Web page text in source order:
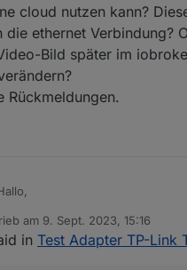
cloud nutzen kann?
die ethernet Verbindung?
Bild später im
Rückmeldungen.
stehe vor der Anschaffung
cloud nutzen kann? Dieser
am 9. Sept. 2023, 15:16
editiert von
in Test Adapter TP-Link